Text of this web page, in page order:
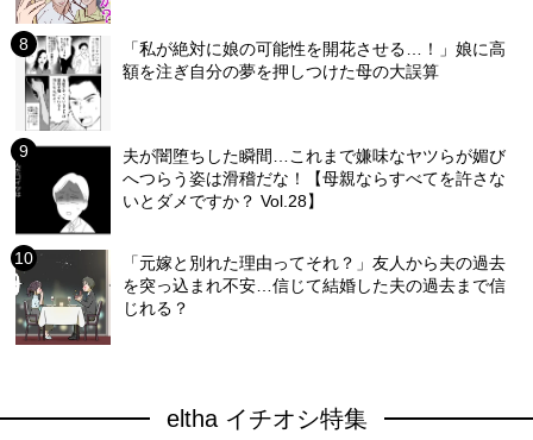
「私が絶対に娘の可能性を開花させる…！」娘に高
額を注ぎ自分の夢を押しつけた母の大誤算
夫が闇堕ちした瞬間…これまで嫌味なヤツらが媚び
へつらう姿は滑稽だな！【母親ならすべてを許さな
いとダメですか？ Vol.28】
「元嫁と別れた理由ってそれ？」友人から夫の過去
を突っ込まれ不安…信じて結婚した夫の過去まで信
じれる？
eltha イチオシ特集